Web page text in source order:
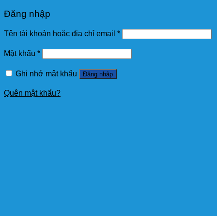
Đăng nhập
Tên tài khoản hoặc địa chỉ email *
Mật khẩu *
Ghi nhớ mật khẩu Đăng nhập
Quên mật khẩu?